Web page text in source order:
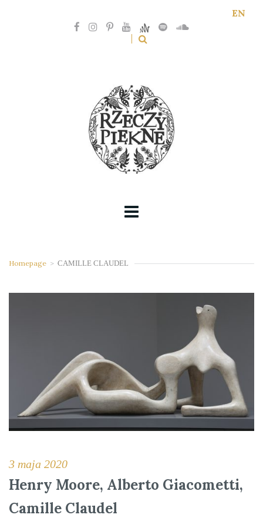
EN
Homepage > CAMILLE CLAUDEL
3 maja 2020
Henry Moore, Alberto Giacometti,
Camille Claudel